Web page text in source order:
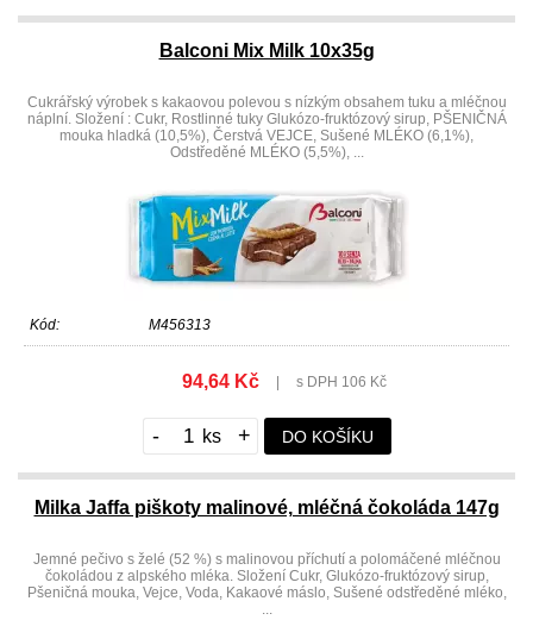
Balconi Mix Milk 10x35g
Cukrářský výrobek s kakaovou polevou s nízkým obsahem tuku a mléčnou
náplní. Složení : Cukr, Rostlinné tuky Glukózo-fruktózový sirup, PŠENIČNÁ
mouka hladká (10,5%), Čerstvá VEJCE, Sušené MLÉKO (6,1%),
Odstředěné MLÉKO (5,5%), ...
Kód: M456313
94,64 Kč s DPH 106 Kč
- + DO KOŠÍKU
Milka Jaffa piškoty malinové, mléčná čokoláda 147g
Jemné pečivo s želé (52 %) s malinovou příchutí a polomáčené mléčnou
čokoládou z alpského mléka. Složení Cukr, Glukózo-fruktózový sirup,
Pšeničná mouka, Vejce, Voda, Kakaové máslo, Sušené odstředěné mléko,
...